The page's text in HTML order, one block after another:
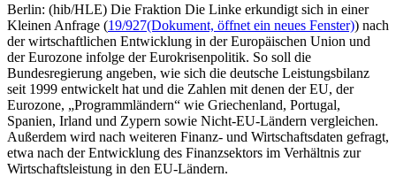
Berlin: (hib/HLE) Die Fraktion Die Linke erkundigt sich in einer
Kleinen Anfrage (19/927(Dokument, öffnet ein neues Fenster)) nach
der wirtschaftlichen Entwicklung in der Europäischen Union und
der Eurozone infolge der Eurokrisenpolitik. So soll die
Bundesregierung angeben, wie sich die deutsche Leistungsbilanz
seit 1999 entwickelt hat und die Zahlen mit denen der EU, der
Eurozone, „Programmländern“ wie Griechenland, Portugal,
Spanien, Irland und Zypern sowie Nicht-EU-Ländern vergleichen.
Außerdem wird nach weiteren Finanz- und Wirtschaftsdaten gefragt,
etwa nach der Entwicklung des Finanzsektors im Verhältnis zur
Wirtschaftsleistung in den EU-Ländern.